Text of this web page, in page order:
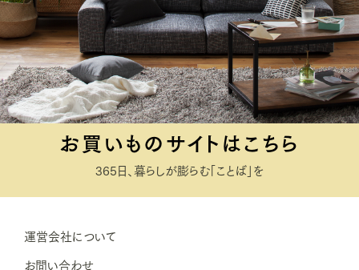
お買いものサイトはこちら
365日、暮らしが膨らむ「ことば」を
運営会社について
お問い合わせ